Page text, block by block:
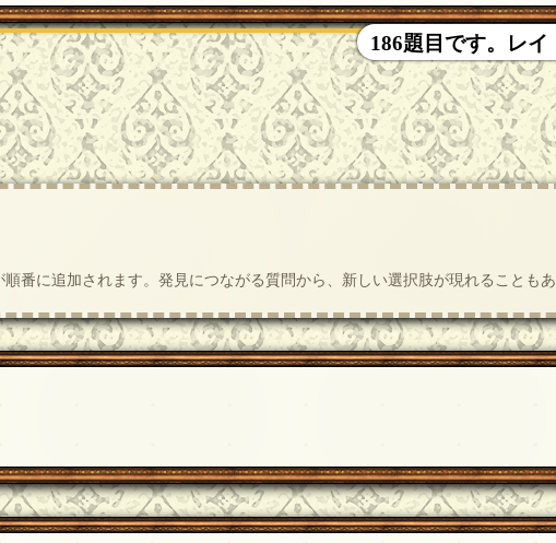
186題目です。レイ
に追加されます。発見につながる質問から、新しい選択肢が現れることもあ